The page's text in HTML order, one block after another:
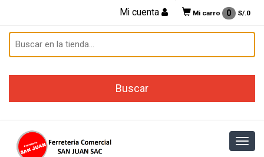
Mi cuenta Mi carro 0 S/.0